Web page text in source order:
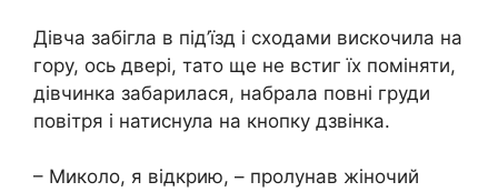
Дівча забігла в під’їзд і сходами вискочила на
гору, ось двері, тато ще не встиг їх поміняти,
дівчинка забарилася, набрала повні груди
повітря і натиснула на кнопку дзвінка.
– Миколо, я відкрию, – пролунав жіночий